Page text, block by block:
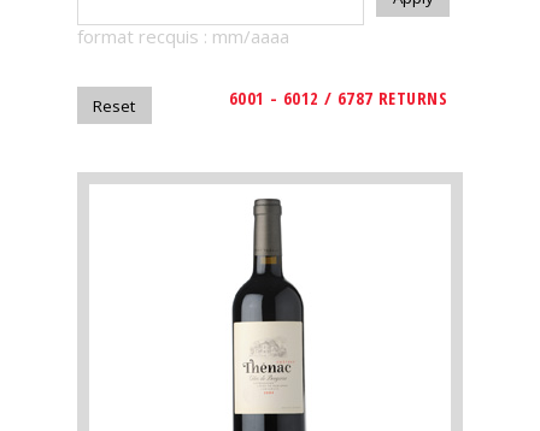
magazine
Magazine
format recquis : mm/aaaa
6001 - 6012 / 6787 RETURNS